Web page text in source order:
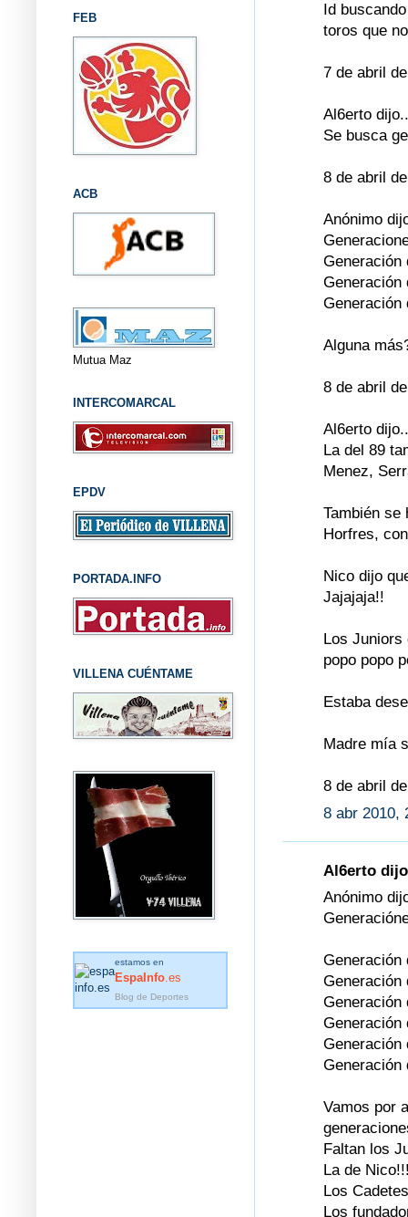
Id
toros que
7 de abril
Al6erto
Se busca
8 de abril
Anónimo
Generación
Generación
Generación
Alguna
8 de abril
Al6erto
La del 89
Menez,
También se
Horfres,
Nico dijo
Jajajaja!!
Los Juniors
popo popo
Estaba
Madre mía
8 de abril
8 abr 2010,
Al6erto
Anónimo
Generación
Generación
Generación
Generación
Generación
Generación
Vamos por
Faltan los
La de
Los
Los
FEB
ACB
Mutua Maz
INTERCOMARCAL
EPDV
PORTADA.INFO
VILLENA CUÉNTAME
estamos en
EspaInfo .es
Blog de Deportes